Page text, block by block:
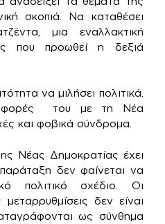
σκοπιά. Να καταθέσει
μια εναλλακτική
που προωθεί η δεξιά
να μιλήσει πολιτικά.
του με τη Νέα
και φοβικά σύνδρομα.
Νέας Δημοκρατίας έχει
δεν φαίνεται να
πολιτικό σχέδιο. Οι
δεν είναι
ως σύνθημα